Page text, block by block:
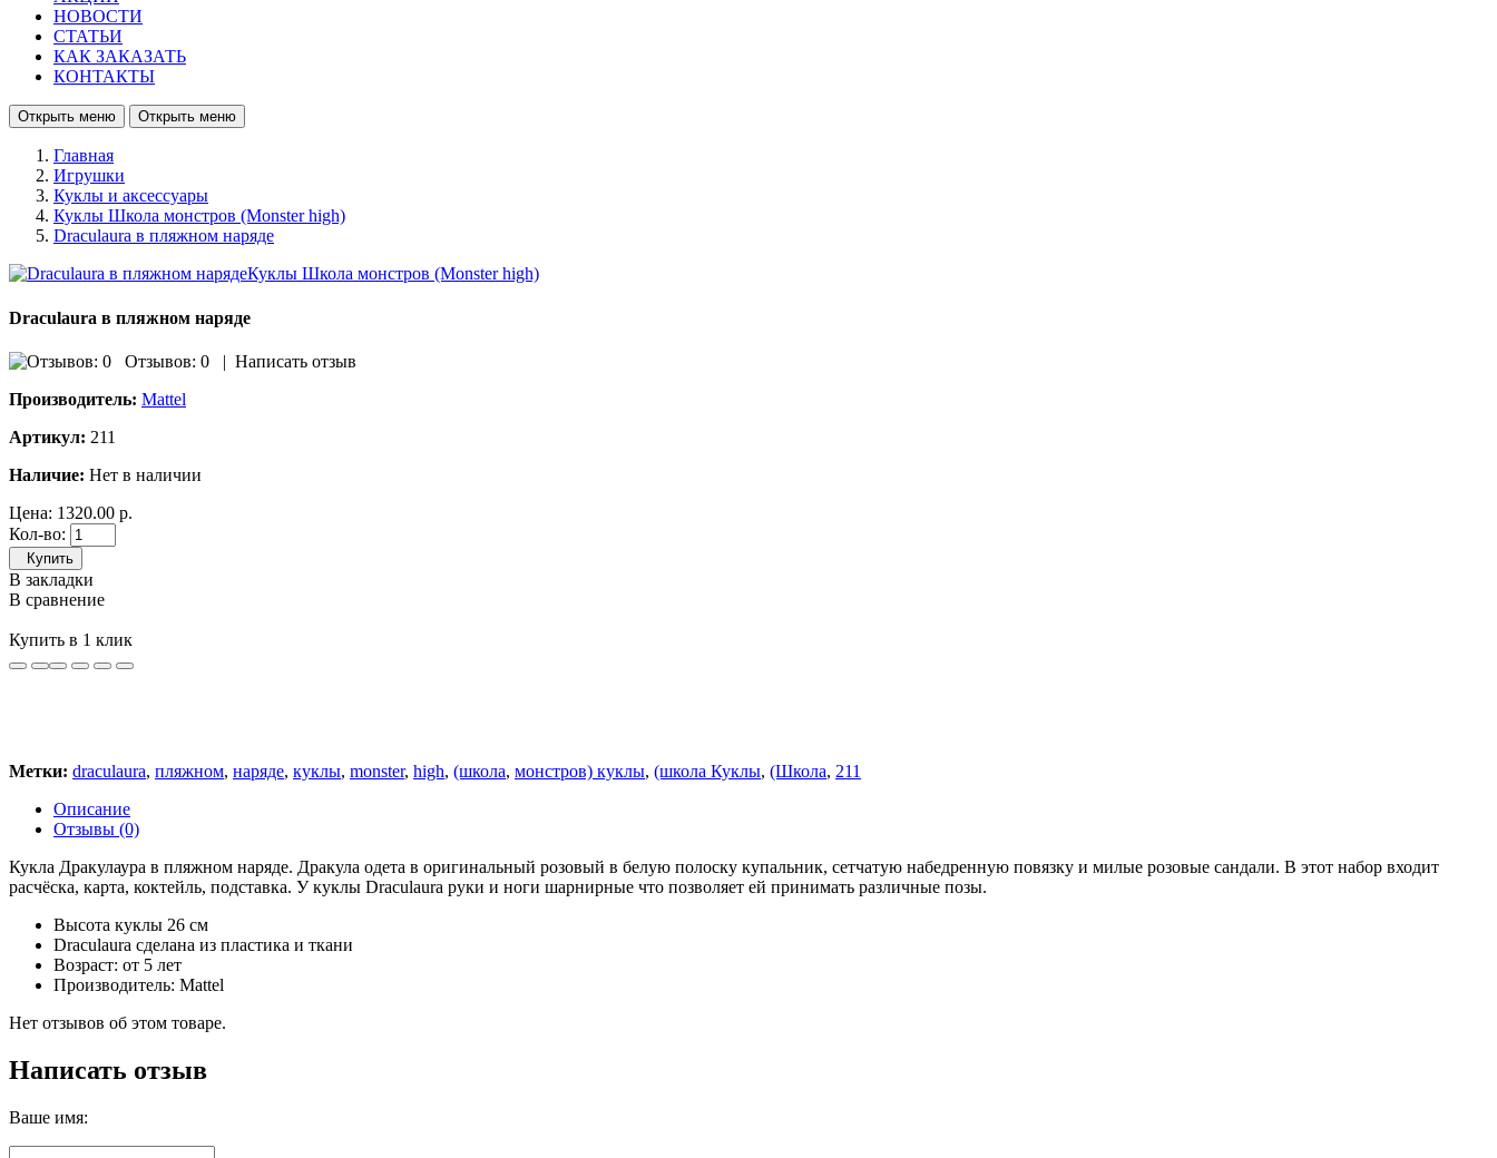
НОВОСТИ
СТАТЬИ
КАК ЗАКАЗАТЬ
КОНТАКТЫ
Открыть меню Открыть меню
Главная
Игрушки
Куклы и аксессуары
Куклы Школа монстров (Monster high)
Draculaura в пляжном наряде
Draculaura в пляжном наряде
Отзывов: 0 | Написать отзыв
Производитель: Mattel
Артикул: 211
Наличие: Нет в наличии
Цена: 1320.00 р.
Кол-во:
Купить
В закладки
В сравнение
Купить в 1 клик
Метки: draculaura, пляжном, наряде, куклы, monster, high, (школа, монстров) куклы, (школа Куклы, (Школа, 211
Описание
Отзывы (0)
Кукла Дракулаура в пляжном наряде. Дракула одета в оригинальный розовый в белую полоску купальник, сетчатую набедренную повязку и милые розовые сандали. В этот набор входит
расчёска, карта, коктейль, подставка. У куклы Draculaura руки и ноги шарнирные что позволяет ей принимать различные позы.
Высота куклы 26 см
Draculaura сделана из пластика и ткани
Возраст: от 5 лет
Производитель: Mattel
Нет отзывов об этом товаре.
Написать отзыв
Ваше имя: